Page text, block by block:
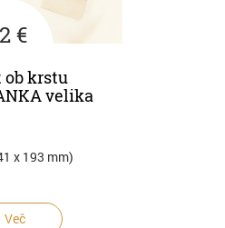
€
ob krstu
velika
x 193 mm)
Več